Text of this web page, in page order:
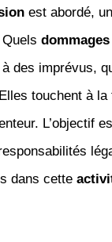
est abordé,
dommages
des imprévus,
touchent à la
L’objectif
dans cette